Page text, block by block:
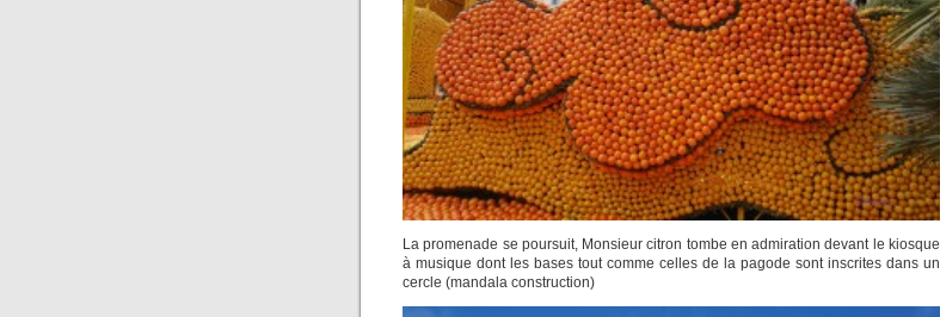
La promenade se poursuit, Monsieur citron tombe en admiration devant le kiosque
à musique dont les bases tout comme celles de la pagode sont inscrites dans un
cercle (mandala construction)